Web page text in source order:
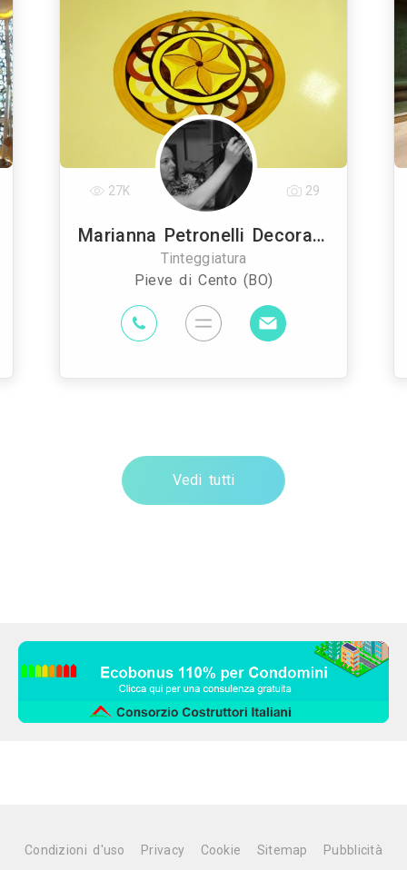
Marianna Petronelli Decorazioni
Tinteggiatura
Pieve di Cento (BO)
27K 29
Vedi tutti
Condizioni d'uso Privacy Cookie Sitemap Pubblicità